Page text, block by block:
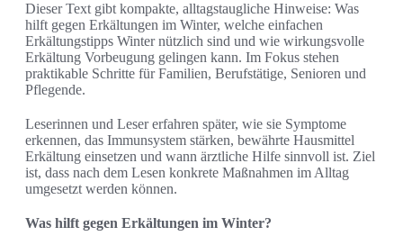
Dieser Text gibt kompakte, alltagstaugliche Hinweise: Was
hilft gegen Erkältungen im Winter, welche einfachen
Erkältungstipps Winter nützlich sind und wie wirkungsvolle
Erkältung Vorbeugung gelingen kann. Im Fokus stehen
praktikable Schritte für Familien, Berufstätige, Senioren und
Pflegende.
Leserinnen und Leser erfahren später, wie sie Symptome
erkennen, das Immunsystem stärken, bewährte Hausmittel
Erkältung einsetzen und wann ärztliche Hilfe sinnvoll ist. Ziel
ist, dass nach dem Lesen konkrete Maßnahmen im Alltag
umgesetzt werden können.
Was hilft gegen Erkältungen im Winter?